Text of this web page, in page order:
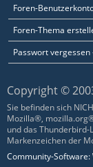
Foren-
Foren-Thema
Passwort
Copyright ©
Sie befinden sich
Mozilla®,
und das
Markenzeichen der
Community-Software: